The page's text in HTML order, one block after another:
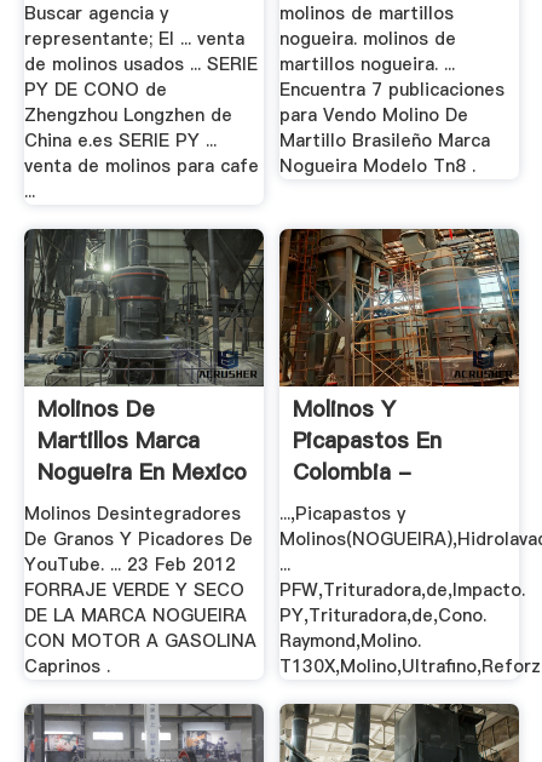
Buscar agencia y
representante; El ... venta
de molinos usados ... SERIE
PY DE CONO de
Zhengzhou Longzhen de
China e.es SERIE PY ...
venta de molinos para cafe
...
molinos de martillos
nogueira. molinos de
martillos nogueira. ...
Encuentra 7 publicaciones
para Vendo Molino De
Martillo Brasileño Marca
Nogueira Modelo Tn8 .
Molinos De
Martillos Marca
Nogueira En Mexico
Molinos Desintegradores
De Granos Y Picadores De
YouTube. ... 23 Feb 2012
FORRAJE VERDE Y SECO
DE LA MARCA NOGUEIRA
CON MOTOR A GASOLINA
Caprinos .
Molinos Y
Picapastos En
Colombia -
Mncollege
...,Picapastos y
...
PFW,Trituradora,de,Impacto.
PY,Trituradora,de,Cono.
Raymond,Molino.